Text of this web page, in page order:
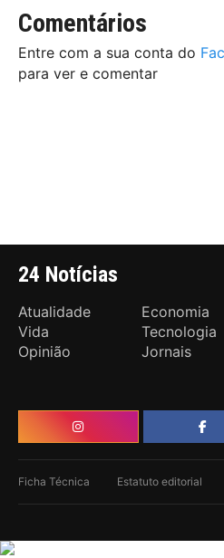
Comentários
Entre com a sua conta do
para ver e comentar
24 Notícias
Atualidade Economia
Vida
Tecnologia
Opinião
Jornais
Ficha Técnica Estatuto editorial